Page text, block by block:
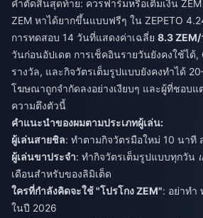
คำตัดสินสุดท้าย: ควรฟาร์มหรือเติมเงิน
ZEM หาได้ยากขึ้นแบบฟรีๆ ใน ZEPETO
การทดสอบ 14 วันที่แสดงค่าเฉลี่ย 8.3
วันก่อนอัปเดต การเช็คอินรายวันยังคงใช้ได้,
รางวัล, และกิจวัตรเต็มรูปแบบยังคงทำได้
โฆษณาถูกจำกัดลงอย่างเงียบๆ และผู้ที่ชอบแ
ความตึงตัวนี้
คำแนะนำของผมตามประเภทผู้เล่น:
ผู้เล่นสายชิล: ทำตามกิจวัตรมือใหม่ 10 นาที
ผู้เล่นขาประจำ: ทำกิจวัตรเต็มรูปแบบทุกวัน
เดือนสำหรับของลิมิเต็ด
ใครที่กำลังคิดจะใช้ "โปรโกง ZEM": อย่าทำ
ในปี 2026